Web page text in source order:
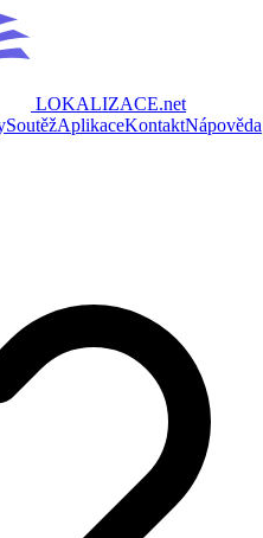
LOKALIZACE.net
SoutěžAplikaceKontaktNápověda